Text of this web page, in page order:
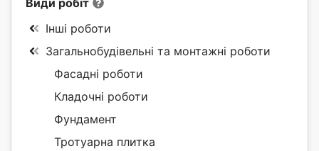
Види робіт
Інші роботи
Загальнобудівельні та монтажні роботи
Фасадні роботи
Кладочні роботи
Фундамент
Тротуарна плитка